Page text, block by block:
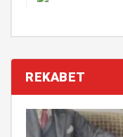
REKABET